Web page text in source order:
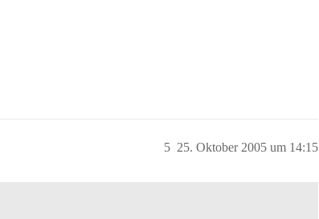
25. Oktober 2005 um 14:15
5